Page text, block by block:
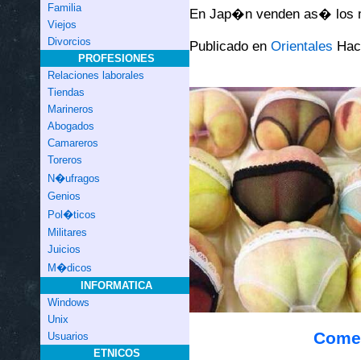
Familia
Viejos
Divorcios
PROFESIONES
Relaciones laborales
Tiendas
Marineros
Abogados
Camareros
Toreros
N�ufragos
Genios
Pol�ticos
Militares
Juicios
M�dicos
INFORMATICA
Windows
Unix
Usuarios
ETNICOS
En Jap�n venden as� los
Publicado en Orientales